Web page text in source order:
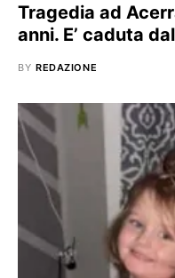
Tragedia ad
anni. E’ caduta
BY REDAZIONE